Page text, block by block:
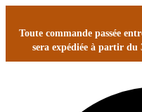
Toute commande passée
sera expédiée à partir du